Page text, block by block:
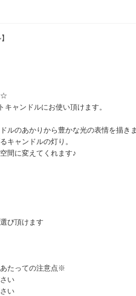
☆
ャンドルにお使い頂けます。
ルのあかりから豊かな光の表情を描き
キャンドルの灯り。
間に変えてくれます♪
び頂けます
たっての注意点※
い
い